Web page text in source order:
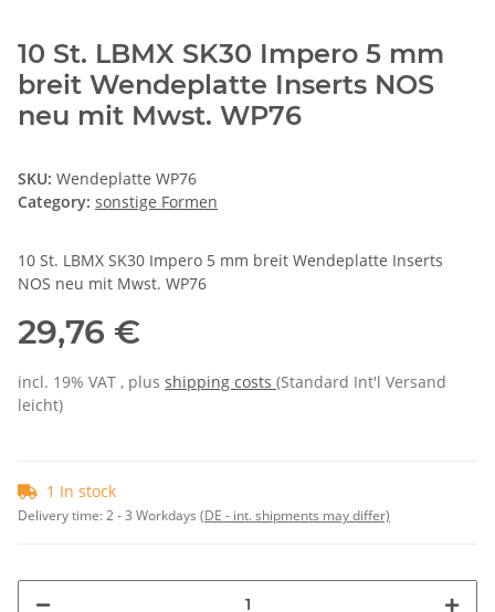
10 St. LBMX SK30 Impero 5 mm
breit Wendeplatte Inserts NOS
neu mit Mwst. WP76
SKU: Wendeplatte WP76
Category: sonstige Formen
10 St. LBMX SK30 Impero 5 mm breit Wendeplatte Inserts
NOS neu mit Mwst. WP76
29,76 €
incl. 19% VAT , plus shipping costs (Standard Int'l Versand
leicht)
1 In stock
Delivery time:2 - 3 Workdays (DE - int. shipments may differ)